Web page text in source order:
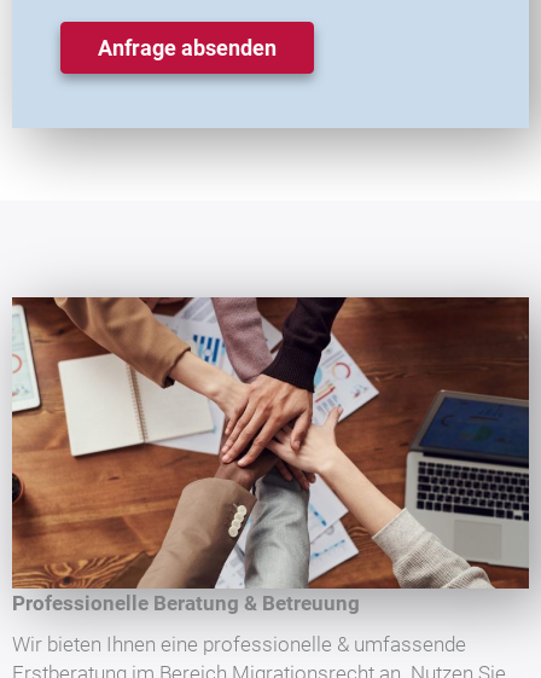
Anfrage absenden
Professionelle Beratung & Betreuung
Wir bieten Ihnen eine professionelle & umfassende